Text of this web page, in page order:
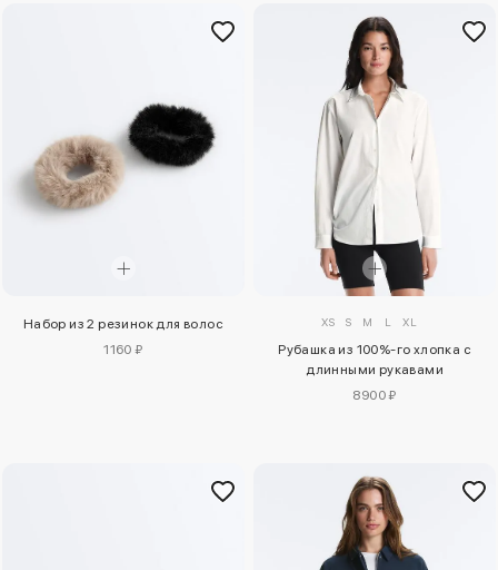
Набор из 2 резинок для волос
1160 ₽
XS S M L XL
Рубашка из 100%-го хлопка с
длинными рукавами
8900 ₽